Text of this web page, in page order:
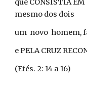
que CONSISTIA
mesmo dos dois
um novo homem,
e PELA CRUZ
(Efés. 2: 14 a 16)